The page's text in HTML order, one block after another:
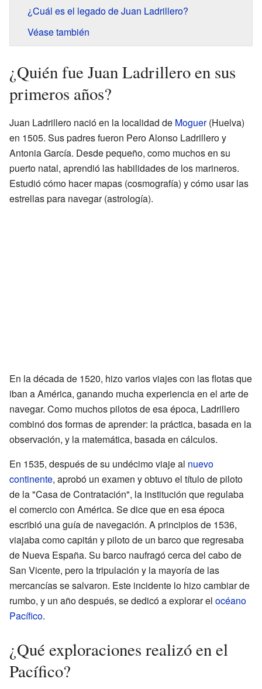
¿Cuál es el legado de Juan Ladrillero?
Véase también
¿Quién fue Juan Ladrillero en sus
primeros años?
Juan Ladrillero nació en la localidad de Moguer(Huelva)
en 1505. Sus padres fueron Pero Alonso Ladrillero y
Antonia García. Desde pequeño, como muchos en su
puerto natal, aprendió las habilidades de los marineros.
Estudió cómo hacer mapas (cosmografía) y cómo usar las
estrellas para navegar (astrología).
En la década de 1520, hizo varios viajes con las flotas que
iban a América, ganando mucha experiencia en el arte de
navegar. Como muchos pilotos de esa época, Ladrillero
combinó dos formas de aprender: la práctica, basada en la
observación, y la matemática, basada en cálculos.
En 1535, después de su undécimo viaje al nuevo
continente, aprobó un examen y obtuvo el título de piloto
de la "Casa de Contratación", la institución que regulaba
el comercio con América. Se dice que en esa época
escribió una guía de navegación. A principios de 1536,
viajaba como capitán y piloto de un barco que regresaba
de Nueva España. Su barco naufragó cerca del cabo de
San Vicente, pero la tripulación y la mayoría de las
mercancías se salvaron. Este incidente lo hizo cambiar de
rumbo, y un año después, se dedicó a explorar el océano
Pacífico.
¿Qué exploraciones realizó en el
Pacífico?